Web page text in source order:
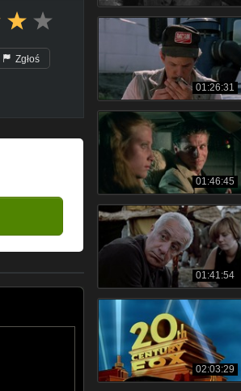
Zgłoś
01:26:31
01:46:45
01:41:54
02:03:29